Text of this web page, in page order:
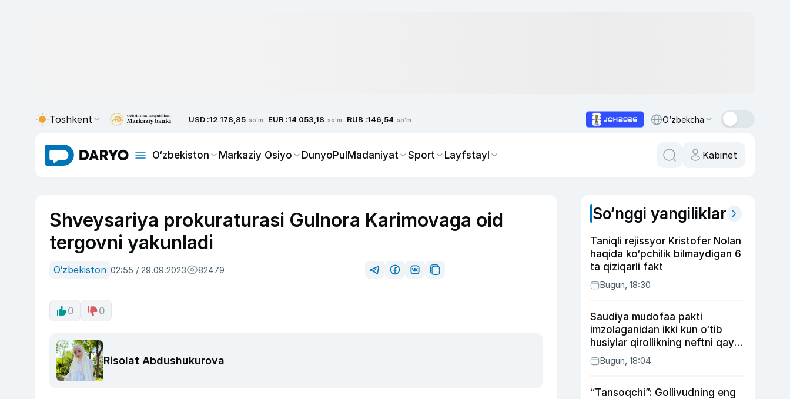
Toshkent USD :12 178,85 so'm EUR :14 053,18 so'm RUB :146,54 so'm O‘zbekcha
O‘zbekiston Markaziy Osiyo DunyoPulMadaniyat Sport Layfstayl Kabinet
Shveysariya prokuraturasi Gulnora Karimovaga oid
tergovni yakunladi
O‘zbekiston 02:55 / 29.09.2023 82479
0 0
Risolat Abdushukurova
So‘nggi yangiliklar
Taniqli rejissyor Kristofer Nolan
haqida ko‘pchilik bilmaydigan 6
ta qiziqarli fakt
Bugun, 18:30
Saudiya mudofaa pakti
imzolaganidan ikki kun o‘tib
husiylar qirollikning neftni qayta
ishlash zavodiga hujum qildi
Bugun, 18:04
“Tansoqchi”: Gollivudning eng